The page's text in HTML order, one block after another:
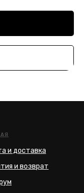
и доставка
и возврат